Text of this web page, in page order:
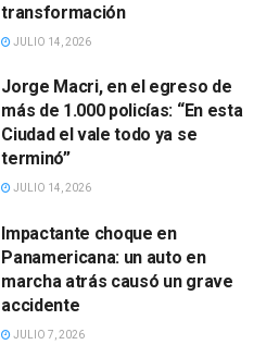
transformación
JULIO 14, 2026
Jorge Macri, en el egreso de
más de 1.000 policías: “En esta
Ciudad el vale todo ya se
terminó”
JULIO 14, 2026
Impactante choque en
Panamericana: un auto en
marcha atrás causó un grave
accidente
JULIO 7, 2026